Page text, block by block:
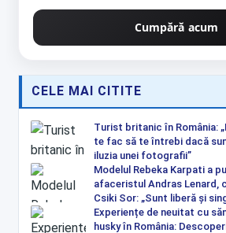
Cumpără acum
CELE MAI CITITE
Turist britanic în România:
te fac să te întrebi dacă
iluzia unei fotografii”
Modelul Rebeka Karpati a
afaceristul Andras Lenard,
Csiki Sor: „Sunt liberă și
Experiențe de neuitat cu
husky în România: